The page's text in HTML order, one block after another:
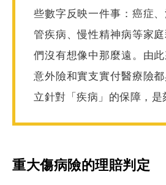
些數字反映一件事：癌症
管疾病、慢性精神病等家
們沒有想像中那麼遠。由
意外險和實支實付醫療險
立針對「疾病」的保障，是
重大傷病險的理賠判定